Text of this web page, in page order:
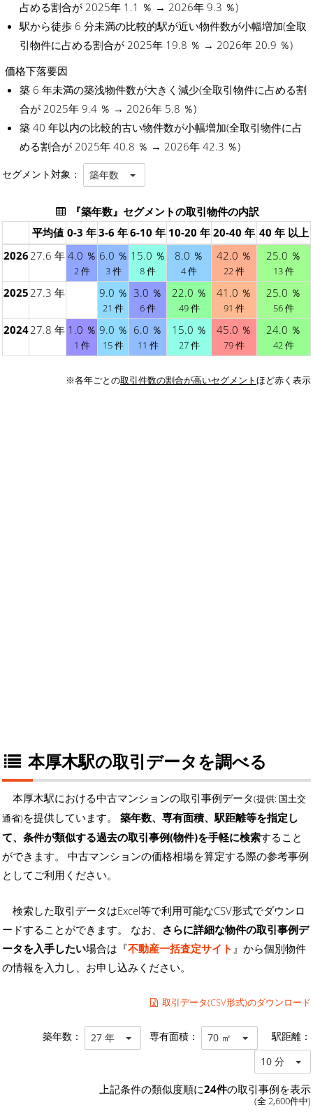
占める割合が 2025年 1.1 ％ → 2026年 9.3 ％)
駅から徒歩 6 分未満の比較的駅が近い物件数が小幅増加(全取
引物件に占める割合が 2025年 19.8 ％ → 2026年 20.9 ％)
価格下落要因
築 6 年未満の築浅物件数が大きく減少(全取引物件に占める割
合が 2025年 9.4 ％ → 2026年 5.8 ％)
築 40 年以内の比較的古い物件数が小幅増加(全取引物件に占
める割合が 2025年 40.8 ％ → 2026年 42.3 ％)
セグメント対象： 築年数
『築年数』セグメントの取引物件の内訳
平均値 0-3 年3-6 年6-10 年 10-20 年 20-40 年 40 年 以上
2026 27.6 年 4.0 ％
2 件
6.0 ％
3 件
15.0 ％
8 件
8.0 ％
4 件
42.0 ％
22 件
25.0 ％
13 件
2025 27.3 年 9.0 ％
21 件
3.0 ％
6 件
22.0 ％
49 件
41.0 ％
91 件
25.0 ％
56 件
202427.8 年 1.0 ％
1 件
9.0 ％
15 件
6.0 ％
11 件
15.0 ％
27 件
45.0 ％
79 件
24.0 ％
42 件
※各年ごとの取引件数の割合が高いセグメントほど赤く表示
本厚木駅の取引データを調べる
本厚木駅における中古マンションの取引事例データ(提供: 国土交
通省)を提供しています。 築年数、専有面積、駅距離等を指定し
て、条件が類似する過去の取引事例(物件)を手軽に検索すること
ができます。 中古マンションの価格相場を算定する際の参考事例
としてご利用ください。
検索した取引データはExcel等で利用可能なCSV形式でダウンロ
ードすることができます。 なお、 さらに詳細な物件の取引事例デ
ータを入手したい場合は『不動産一括査定サイト 』から個別物件
の情報を入力し、お申し込みください。
取引データ(CSV形式)のダウンロード
築年数： 27 年 専有面積： 70 ㎡ 駅距離：
10 分
上記条件の類似度順に24件の取引事例を表示
(全 2,600件中)